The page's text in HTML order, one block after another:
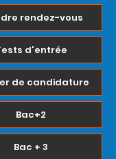
rendez-vous
d'entrée
de candidature
Bac+2
Bac + 3